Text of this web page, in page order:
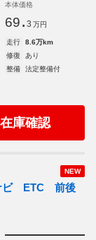
本体価格
69. 3 万円
走行
8.6万km
修復
あり
整備
法定整備付
庫確認
NEW
ビ ETC 前後